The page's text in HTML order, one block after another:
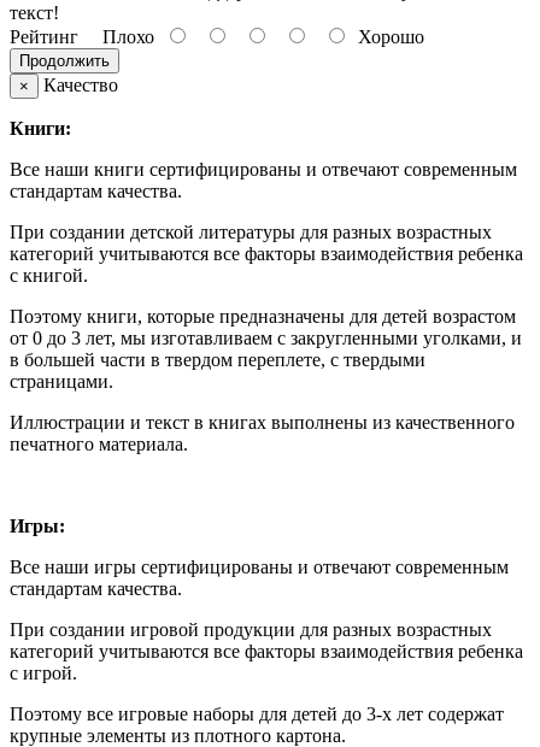
текст!
Рейтинг Плохо Хорошо
Продолжить
×
Качество
Книги:
Все наши книги сертифицированы и отвечают современным
стандартам качества.
При создании детской литературы для разных возрастных
категорий учитываются все факторы взаимодействия ребенка
с книгой.
Поэтому книги, которые предназначены для детей возрастом
от 0 до 3 лет, мы изготавливаем с закругленными уголками, и
в большей части в твердом переплете, с твердыми
страницами.
Иллюстрации и текст в книгах выполнены из качественного
печатного материала.
Игры:
Все наши игры сертифицированы и отвечают современным
стандартам качества.
При создании игровой продукции для разных возрастных
категорий учитываются все факторы взаимодействия ребенка
с игрой.
Поэтому все игровые наборы для детей до 3-х лет содержат
крупные элементы из плотного картона.